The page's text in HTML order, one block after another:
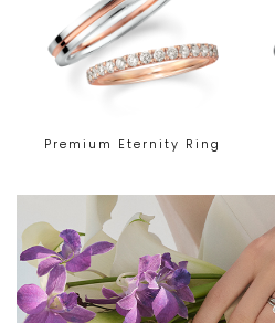
Premium Eternity Ring